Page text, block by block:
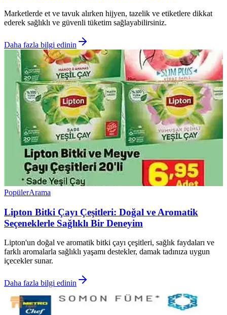
Marketlerde et ve tavuk alırken hijyen, tazelik ve etiketlere dikkat
ederek sağlıklı ve güvenli tüketim sağlayabilirsiniz.
Daha fazla bilgi edinin
PopülerArama
Lipton Bitki Çayı Çeşitleri: Doğal ve Aromatik
Seçeneklerle Sağlıklı Bir Deneyim
Lipton'un doğal ve aromatik bitki çayı çeşitleri, sağlık faydaları ve
farklı aromalarla sağlıklı yaşamı destekler, damak tadınıza uygun
içecekler sunar.
Daha fazla bilgi edinin